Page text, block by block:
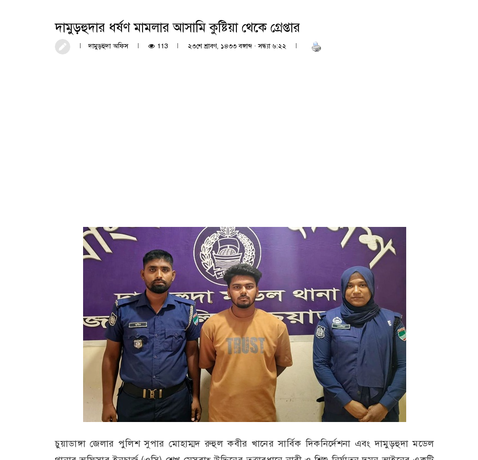
দামুড়হুদার ধর্ষণ মামলার আসামি কুষ্টিয়া থেকে গ্রেপ্তার
দামুড়হুদা অফিস 113 ২৩শে শ্রাবণ, ১৪৩৩ বঙ্গাব্দ · সন্ধ্যা ৬:২২
চুয়াডাঙ্গা জেলার পুলিশ সুপার মোহাম্মদ রুহুল কবীর খানের সার্বিক দিকনির্দেশনা এবং দামুড়হুদা মডেল